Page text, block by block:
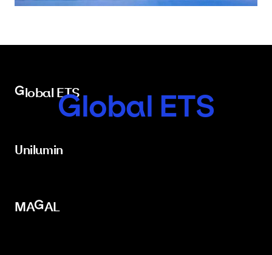
Global ETSGlobal ETS
Unilumin
MAGAL